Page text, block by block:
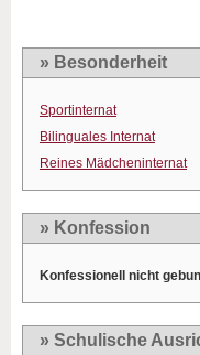
» Besonderheit
Sportinternat
Bilinguales Internat
Reines Mädcheninternat
» Konfession
Konfessionell nicht
» Schulische